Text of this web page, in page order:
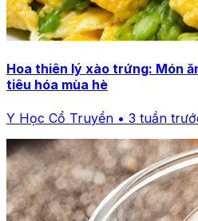
Hoa thiên lý xào trứng: Món
tiêu hóa mùa hè
Y Học Cổ Truyền • 3 tuần